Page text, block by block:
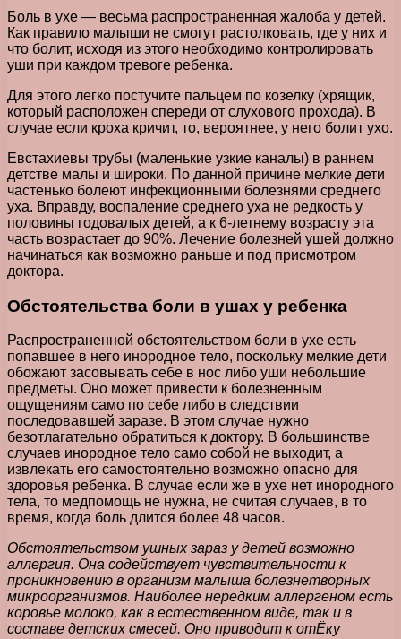
Боль в ухе — весьма распространенная жалоба у детей.
Как правило малыши не смогут растолковать, где у них и
что болит, исходя из этого необходимо контролировать
уши при каждом тревоге ребенка.
Для этого легко постучите пальцем по козелку (хрящик,
который расположен спереди от слухового прохода). В
случае если кроха кричит, то, вероятнее, у него болит ухо.
Евстахиевы трубы (маленькие узкие каналы) в раннем
детстве малы и широки. По данной причине мелкие дети
частенько болеют инфекционными болезнями среднего
уха. Вправду, воспаление среднего уха не редкость у
половины годовалых детей, а к 6-летнему возрасту эта
часть возрастает до 90%. Лечение болезней ушей должно
начинаться как возможно раньше и под присмотром
доктора.
Обстоятельства боли в ушах у ребенка
Распространенной обстоятельством боли в ухе есть
попавшее в него инородное тело, поскольку мелкие дети
обожают засовывать себе в нос либо уши небольшие
предметы. Оно может привести к болезненным
ощущениям само по себе либо в следствии
последовавшей заразе. В этом случае нужно
безотлагательно обратиться к доктору. В большинстве
случаев инородное тело само собой не выходит, а
извлекать его самостоятельно возможно опасно для
здоровья ребенка. В случае если же в ухе нет инородного
тела, то медпомощь не нужна, не считая случаев, в то
время, когда боль длится более 48 часов.
Обстоятельством ушных зараз у детей возможно
аллергия. Она содействует чувствительности к
проникновению в организм малыша болезнетворных
микроорганизмов. Наиболее нередким аллергеном есть
коровье молоко, как в естественном виде, так и в
составе детских смесей. Оно приводит к отЁку